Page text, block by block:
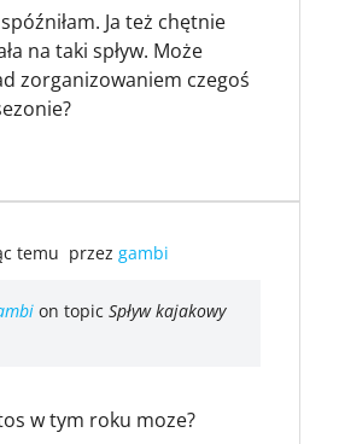
Ja też chętnie
na taki spływ. Może
zorganizowaniem czegoś
temu przez gambi
on topic Spływ kajakowy
w tym roku moze?